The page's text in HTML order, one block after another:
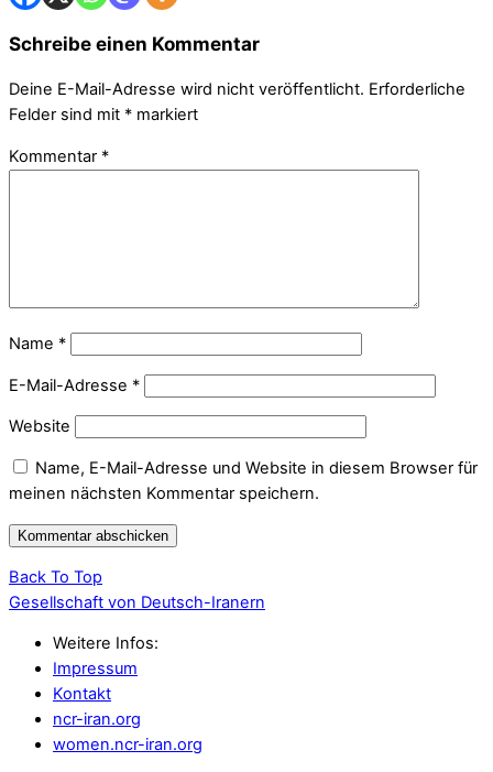
Schreibe einen Kommentar
Deine E-Mail-Adresse wird nicht veröffentlicht. Erforderliche
Felder sind mit * markiert
Kommentar *
Name *
E-Mail-Adresse *
Website
Name, E-Mail-Adresse und Website in diesem Browser für
meinen nächsten Kommentar speichern.
Back To Top
Gesellschaft von Deutsch-Iranern
Weitere Infos:
Impressum
Kontakt
ncr-iran.org
women.ncr-iran.org